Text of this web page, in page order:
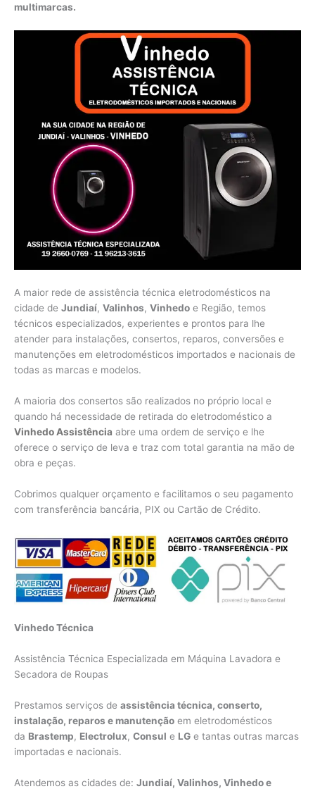
multimarcas.
A maior rede de assistência técnica eletrodomésticos na
cidade de Jundiaí, Valinhos, Vinhedo e Região, temos
técnicos especializados, experientes e prontos para lhe
atender para instalações, consertos, reparos, conversões e
manutenções em eletrodomésticos importados e nacionais de
todas as marcas e modelos.
A maioria dos consertos são realizados no próprio local e
quando há necessidade de retirada do eletrodoméstico a
Vinhedo Assistência abre uma ordem de serviço e lhe
oferece o serviço de leva e traz com total garantia na mão de
obra e peças.
Cobrimos qualquer orçamento e facilitamos o seu pagamento
com transferência bancária, PIX ou Cartão de Crédito.
Vinhedo Técnica
Assistência Técnica Especializada em Máquina Lavadora e
Secadora de Roupas
Prestamos serviços de assistência técnica, conserto,
instalação, reparos e manutenção em eletrodomésticos
da Brastemp, Electrolux, Consul e LG e tantas outras marcas
importadas e nacionais.
Atendemos as cidades de: Jundiaí, Valinhos, Vinhedo e